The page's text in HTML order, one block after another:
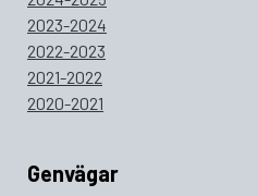
2023-2024
2022-2023
2021-2022
2020-2021
Genvägar